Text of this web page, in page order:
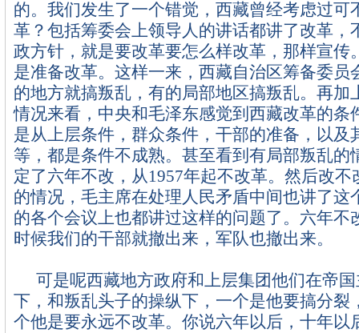
的。我们发生了一个错觉，西藏曾经考虑过可
革？包括筹委会上领导人的讲话都讲了改革，
政方针，就是要改革要怎么样改革，那样宣传
是准备改革。这样一来，西藏自治区筹备委员
的地方就搞叛乱，有的局部地区搞叛乱。再加
情况来看，中央和毛泽东感觉到西藏改革的条
是从上层条件，群众条件，干部的准备，以及
等，都是条件不成熟。甚至看到有局部叛乱的
定了六年不改，从 1957年起不改革。然后改不
的情况，毛主席在处理人民矛盾中间也讲了这
的各个会议上也都讲过这样的问题了。六年不
时候我们的干部就撤出来，军队也撤出来。
可是呢西藏地方政府和上层集团他们在帝
下，和叛乱头子的操纵下，一个是他要搞分裂
个他是要永远不改革。你说六年以后，十年以